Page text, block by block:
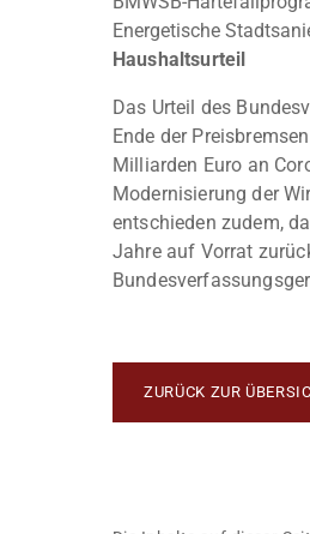
Energetische
Haushaltsurteil
Das Urteil des
Ende der
Milliarden Euro an
Modernisierung der
entschieden zudem,
Jahre auf Vorrat
ZURÜCK ZUR